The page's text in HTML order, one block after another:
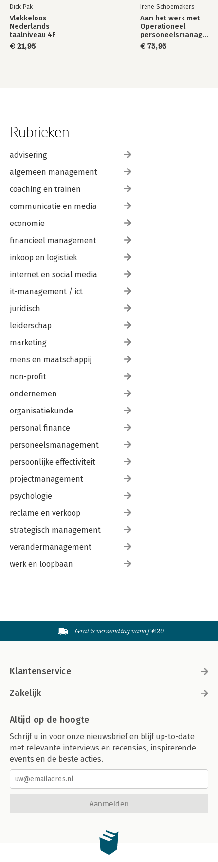
Dick Pak
Vlekkeloos
Nederlands
taalniveau 4F
€ 21,95
Irene Schoemakers
Aan het werk met
Operationeel
personeelsmanagement
€ 75,95
Rubrieken
advisering
algemeen management
coaching en trainen
communicatie en media
economie
financieel management
inkoop en logistiek
internet en social media
it-management / ict
juridisch
leiderschap
marketing
mens en maatschappij
non-profit
ondernemen
organisatiekunde
personal finance
personeelsmanagement
persoonlijke effectiviteit
projectmanagement
psychologie
reclame en verkoop
strategisch management
verandermanagement
werk en loopbaan
Gratis verzending vanaf €20
Klantenservice
Zakelijk
Altijd op de hoogte
Schrijf u in voor onze nieuwsbrief en blijf up-to-date
met relevante interviews en recensies, inspirerende
events en de beste acties.
Aanmelden